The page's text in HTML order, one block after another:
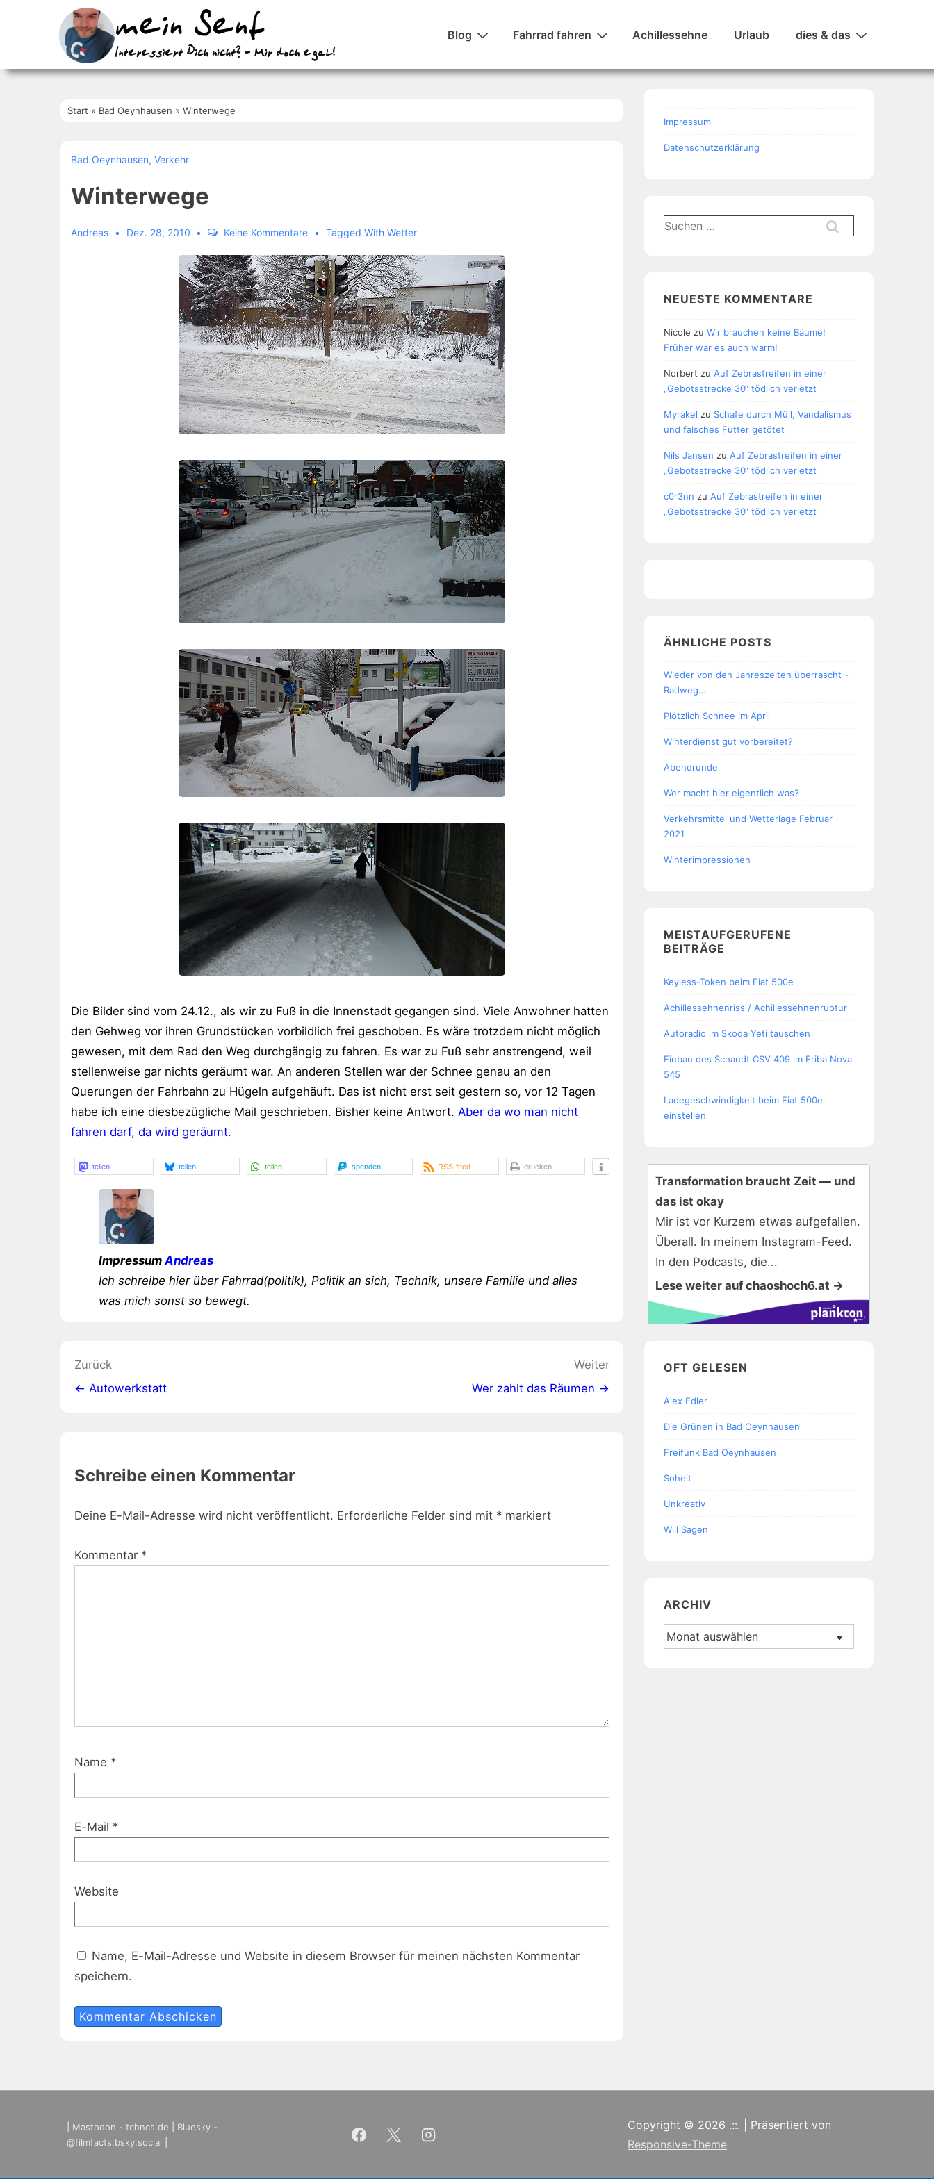
Hauptnavigation
Blog Fahrrad fahren Achillessehne Urlaub dies & das
Start » Bad Oeynhausen » Winterwege
Bad Oeynhausen, Verkehr
Winterwege
Andreas Dez. 28, 2010 Keine Kommentare Tagged With Wetter
Die Bilder sind vom 24.12., als wir zu Fuß in die Innenstadt gegangen sind. Viele Anwohner hatten
den Gehweg vor ihren Grundstücken vorbildlich frei geschoben. Es wäre trotzdem nicht möglich
gewesen, mit dem Rad den Weg durchgängig zu fahren. Es war zu Fuß sehr anstrengend, weil
stellenweise gar nichts geräumt war. An anderen Stellen war der Schnee genau an den
Querungen der Fahrbahn zu Hügeln aufgehäuft. Das ist nicht erst seit gestern so, vor 12 Tagen
habe ich eine diesbezügliche Mail geschrieben. Bisher keine Antwort. Aber da wo man nicht
fahren darf, da wird geräumt.
teilen teilen teilen spenden RSS-feed drucken
Impressum Andreas
Ich schreibe hier über Fahrrad(politik), Politik an sich, Technik, unsere Familie und alles
was mich sonst so bewegt.
Beitragsnavigation
Zurück
← Autowerkstatt
Weiter
Wer zahlt das Räumen →
Schreibe einen Kommentar
Deine E-Mail-Adresse wird nicht veröffentlicht. Erforderliche Felder sind mit * markiert
Kommentar *
Name *
E-Mail *
Website
Name, E-Mail-Adresse und Website in diesem Browser für meinen nächsten Kommentar
speichern.
Impressum
Datenschutzerklärung
Suchen
nach:
NEUESTE KOMMENTARE
Nicole zu Wir brauchen keine Bäume!
Früher war es auch warm!
Norbert zu Auf Zebrastreifen in einer
„Gebotsstrecke 30“ tödlich verletzt
Myrakel zu Schafe durch Müll, Vandalismus
und falsches Futter getötet
Nils Jansen zu Auf Zebrastreifen in einer
„Gebotsstrecke 30“ tödlich verletzt
c0r3nn zu Auf Zebrastreifen in einer
„Gebotsstrecke 30“ tödlich verletzt
ÄHNLICHE POSTS
Wieder von den Jahreszeiten überrascht -
Radweg…
Plötzlich Schnee im April
Winterdienst gut vorbereitet?
Abendrunde
Wer macht hier eigentlich was?
Verkehrsmittel und Wetterlage Februar
2021
Winterimpressionen
MEISTAUFGERUFENE
BEITRÄGE
Keyless-Token beim Fiat 500e
Achillessehnenriss / Achillessehnenruptur
Autoradio im Skoda Yeti tauschen
Einbau des Schaudt CSV 409 im Eriba Nova
545
Ladegeschwindigkeit beim Fiat 500e
einstellen
Transformation braucht Zeit — und
das ist okay
Mir ist vor Kurzem etwas aufgefallen.
Überall. In meinem Instagram-Feed.
In den Podcasts, die...
Lese weiter auf chaoshoch6.at →
OFT GELESEN
Alex Edler
Die Grünen in Bad Oeynhausen
Freifunk Bad Oeynhausen
Soheit
Unkreativ
Will Sagen
ARCHIV
Archiv
Mastodon - tchncs.de
Bluesky -
@filmfacts.bsky.social
Copyright © 2026 .::.
| Präsentiert von
Responsive-Theme